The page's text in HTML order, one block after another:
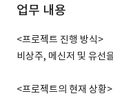
업무 내용
<프로젝트 진행 방식>
비상주, 메신저 및 유선
<프로젝트의 현재 상황>